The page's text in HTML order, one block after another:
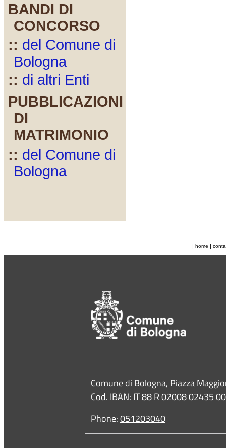
BANDI DI
CONCORSO
:: del Comune di
Bologna
:: di altri Enti
PUBBLICAZIONI
DI
MATRIMONIO
:: del Comune di
Bologna
| home |
Contacts
Comune di Bologna, Piazza
Cod. IBAN: IT 88 R 02008 02435
Phone:051203040